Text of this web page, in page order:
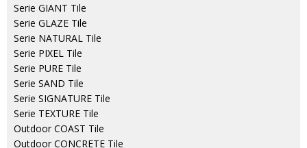
Serie GIANT Tile
Serie GLAZE Tile
Serie NATURAL Tile
Serie PIXEL Tile
Serie PURE Tile
Serie SAND Tile
Serie SIGNATURE Tile
Serie TEXTURE Tile
Outdoor COAST Tile
Outdoor CONCRETE Tile